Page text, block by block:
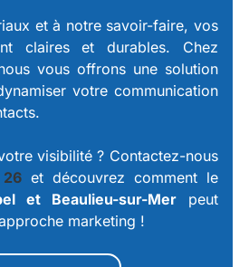
et à notre savoir-faire, vos
claires et durables. Chez
vous offrons une solution
votre communication
visibilité ? Contactez-nous
et découvrez comment le
et Beaulieu-sur-Merpeut
marketing !